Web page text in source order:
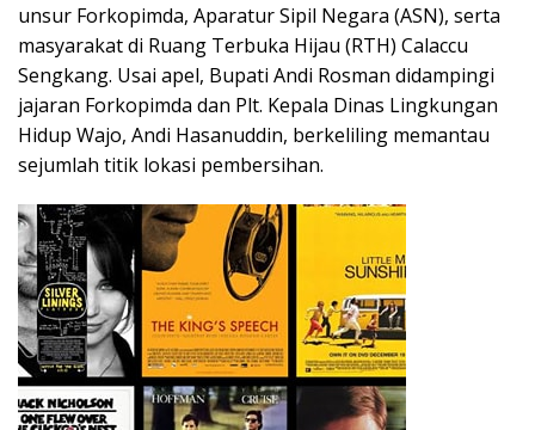
unsur Forkopimda, Aparatur Sipil Negara (ASN), serta
masyarakat di Ruang Terbuka Hijau (RTH) Calaccu
Sengkang. Usai apel, Bupati Andi Rosman didampingi
jajaran Forkopimda dan Plt. Kepala Dinas Lingkungan
Hidup Wajo, Andi Hasanuddin, berkeliling memantau
sejumlah titik lokasi pembersihan.